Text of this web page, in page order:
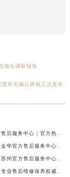
地址调研报告
补充确认终稿正式发布